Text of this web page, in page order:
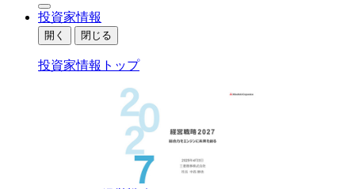
投資家情報
開く 閉じる
投資家情報トップ